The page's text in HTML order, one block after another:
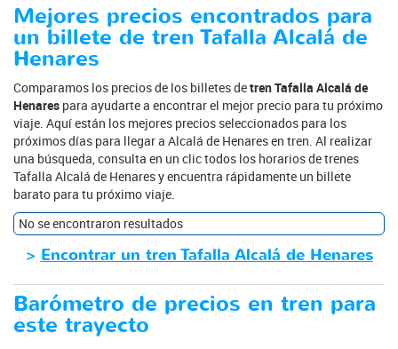
Mejores precios encontrados para
un billete de tren Tafalla Alcalá de
Henares
Comparamos los precios de los billetes detren Tafalla Alcalá de
Henares para ayudarte a encontrar el mejor precio para tu próximo
viaje. Aquí están los mejores precios seleccionados para los
próximos días para llegar a Alcalá de Henares en tren. Al realizar
una búsqueda, consulta en un clic todos los horarios de trenes
Tafalla Alcalá de Henares y encuentra rápidamente un billete
barato para tu próximo viaje.
No se encontraron resultados
>Encontrar un tren Tafalla Alcalá de Henares
Barómetro de precios en tren para
este trayecto